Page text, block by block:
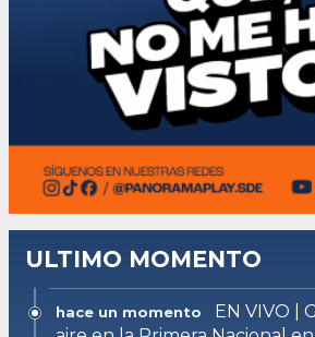
ULTIMO MOMENTO
hace un momento
EN VIVO |